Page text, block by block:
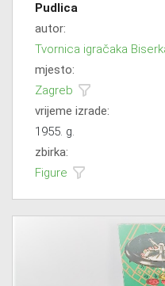
Pudlica
autor:
Tvornica igračaka
mjesto:
Zagreb
vrijeme izrade:
1955. g.
zbirka:
Figure